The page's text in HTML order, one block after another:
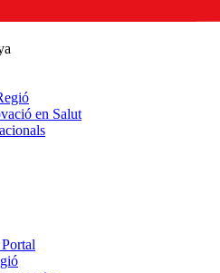
en Salut